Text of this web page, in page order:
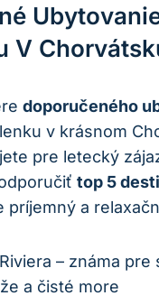
V
doporučeného‌
⁢v krásnom
pre ​letecký
top‍ 5
príjemný a
– známa pre
a čisté more